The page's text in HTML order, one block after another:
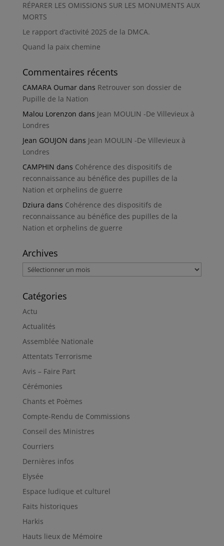
RÉPARER LES OMISSIONS SUR LES MONUMENTS AUX
MORTS
Le rapport d’activité 2025 de la DMCA.
Quand la paix chemine
Commentaires récents
CAMARA Oumardans Retrouver son dossier de
Pupille de la Nation
Malou Lorenzon dans Jean MOULIN -De Villevieux à
Londres
Jean GOUJON dans Jean MOULIN -De Villevieux à
Londres
CAMPHIN dans Cohérence des dispositifs de
reconnaissance au bénéfice des pupilles de la
Nation et orphelins de guerre
Dziura dans Cohérence des dispositifs de
reconnaissance au bénéfice des pupilles de la
Nation et orphelins de guerre
Archives
Archives
Catégories
Actu
Actualités
Assemblée Nationale
Attentats Terrorisme
Avis – Faire Part
Cérémonies
Chants et Poèmes
Compte-Rendu de Commissions
Conseil des Ministres
Courriers
Dernières infos
Elysée
Espace ludique et culturel
Faits historiques
Harkis
Hauts lieux de Mémoire